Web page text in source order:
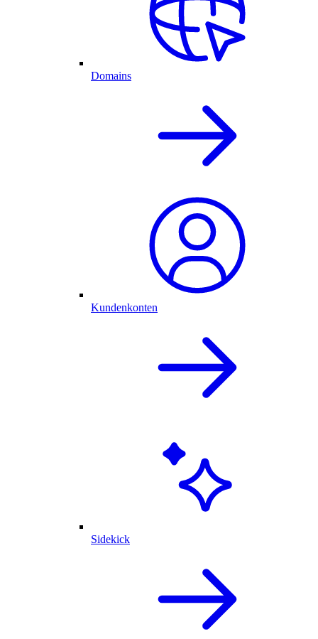
Domains
Kundenkonten
Sidekick